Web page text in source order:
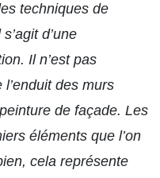
techniques de
d’une
Il n’est pas
des murs
de façade. Les
éléments que l’on
cela représente